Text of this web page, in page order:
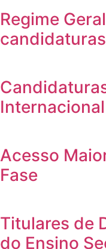
Regime
Acesso
Fase
Titulares de
do Ensino